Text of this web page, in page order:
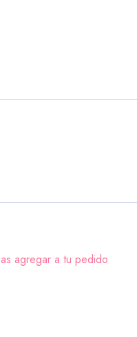
agregar a tu pedido